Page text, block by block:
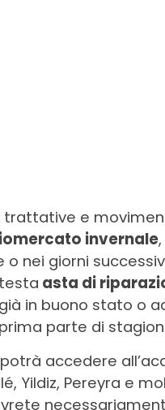
trattative e
invernale
o nei giorni
asta di
in buono stato o
parte di
accedere
Yildiz, Pereyra e